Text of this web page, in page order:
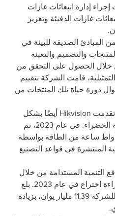
إدارة انبعاثات غازات
غازات الدفيئة وتعزيز
المبادئ الصديقة للبيئة في
والتصميم والتعبئة
خلال الحصول على التحقق من
قامت الشركة بتقييم
دورة حياة تلك المنتجات من
تقدمت Hikvision أيضًا بشكل
استباقي في شراء الطاقة الخضراء. في عام 2023، تم
12533.7 ميغاواط ساعة من الطاقة بواسطة
المنتشرة في قواعد التصنيع
التنمية المستدامة من خلال
الابتكار، وفازت بـ 1884 براءة اختراع في عام 2023. بلغ
استثمار البحث والتطوير للشركة 11.39 مليار يوان، بزيادة